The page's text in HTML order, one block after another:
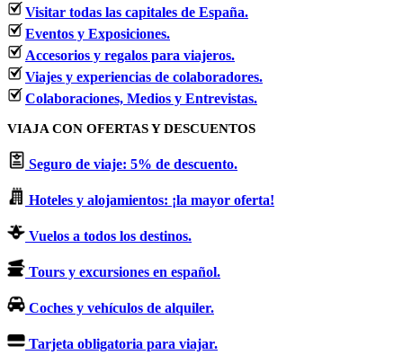
Visitar todas las capitales de España.
Eventos y Exposiciones.
Accesorios y regalos para viajeros.
Viajes y experiencias de colaboradores.
Colaboraciones, Medios y Entrevistas.
VIAJA CON OFERTAS Y DESCUENTOS
Seguro de viaje: 5% de descuento.
Hoteles y alojamientos: ¡la mayor oferta!
Vuelos a todos los destinos.
Tours y excursiones en español.
Coches y vehículos de alquiler.
Tarjeta obligatoria para viajar.